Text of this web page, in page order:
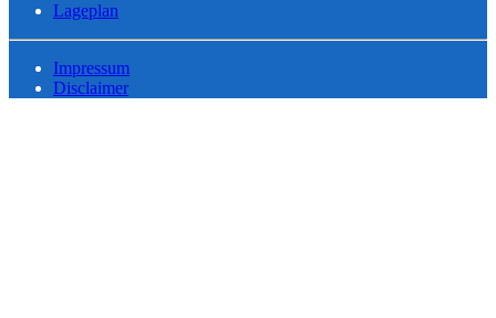
Lageplan
Impressum
Disclaimer